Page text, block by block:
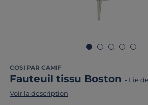
COSI PAR CAMIF
Fauteuil tissu Boston - Lie
Voir la description